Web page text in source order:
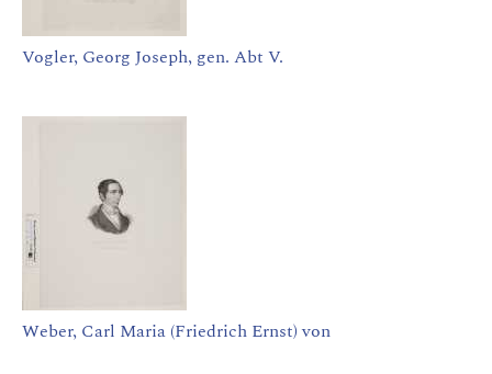
Vogler, Georg Joseph, gen. Abt V.
Weber, Carl Maria (Friedrich Ernst) von